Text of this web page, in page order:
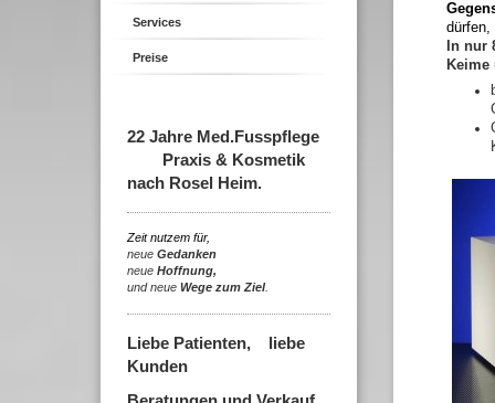
Services
Preise
22 Jahre Med.Fusspflege
Praxis & Kosmetik
nach Rosel Heim.
Zeit nutzem für,
neue Gedanken
neue Hoffnung,
und neue Wege zum Ziel.
Liebe Patienten, liebe
Kunden
n nur
Keime